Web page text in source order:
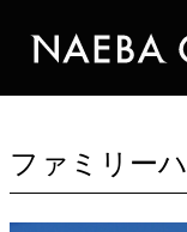
ファミリー